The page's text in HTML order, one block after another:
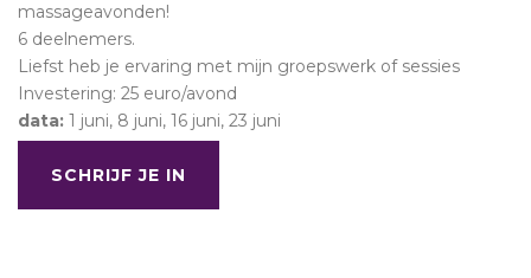
massageavonden!
6 deelnemers.
Liefst heb je ervaring met mijn groepswerk of sessies
Investering: 25 euro/avond
data: 1 juni, 8 juni, 16 juni, 23 juni
SCHRIJF JE IN